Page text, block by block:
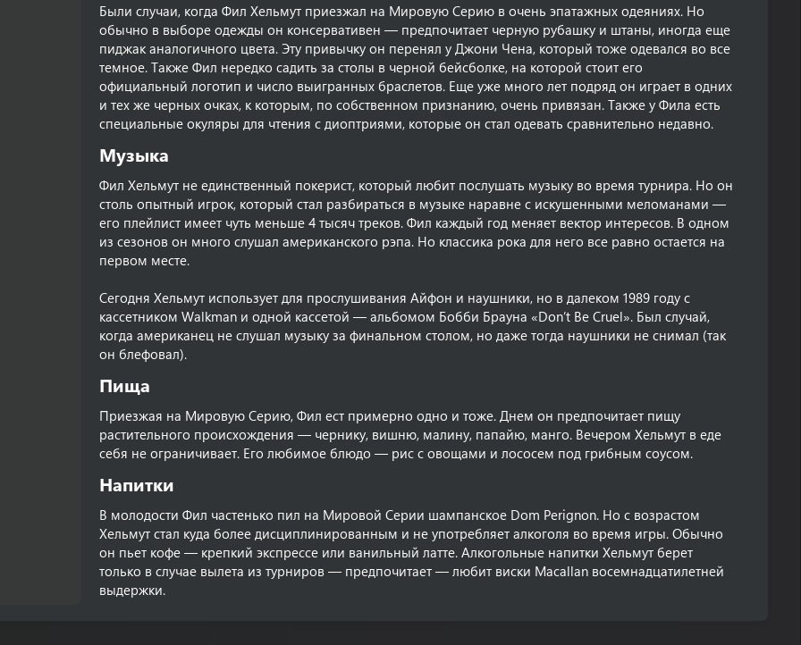
Были случаи, когда Фил Хельмут приезжал на Мировую Серию в очень эпатажных одеяниях. Но
обычно в выборе одежды он консервативен — предпочитает черную рубашку и штаны, иногда еще
пиджак аналогичного цвета. Эту привычку он перенял у Джони Чена, который тоже одевался во все
темное. Также Фил нередко садить за столы в черной бейсболке, на которой стоит его
официальный логотип и число выигранных браслетов. Еще уже много лет подряд он играет в одних
и тех же черных очках, к которым, по собственном признанию, очень привязан. Также у Фила есть
специальные окуляры для чтения с диоптриями, которые он стал одевать сравнительно недавно.
Музыка​
Фил Хельмут не единственный покерист, который любит послушать музыку во время турнира. Но он
столь опытный игрок, который стал разбираться в музыке наравне с искушенными меломанами —
его плейлист имеет чуть меньше 4 тысяч треков. Фил каждый год меняет вектор интересов. В одном
из сезонов он много слушал американского рэпа. Но классика рока для него все равно остается на
первом месте.
Сегодня Хельмут использует для прослушивания Айфон и наушники, но в далеком 1989 году с
кассетником Walkman и одной кассетой — альбомом Бобби Брауна «Don’t Be Cruel». Был случай,
когда американец не слушал музыку за финальном столом, но даже тогда наушники не снимал (так
он блефовал).
Пища​
Приезжая на Мировую Серию, Фил ест примерно одно и тоже. Днем он предпочитает пищу
растительного происхождения — чернику, вишню, малину, папайю, манго. Вечером Хельмут в еде
себя не ограничивает. Его любимое блюдо — рис с овощами и лососем под грибным соусом.
Напитки​
В молодости Фил частенько пил на Мировой Серии шампанское Dom Perignon. Но с возрастом
Хельмут стал куда более дисциплинированным и не употребляет алкоголя во время игры. Обычно
он пьет кофе — крепкий экспрессе или ванильный латте. Алкогольные напитки Хельмут берет
только в случае вылета из турниров — предпочитает — любит виски Macallan восемнадцатилетней
выдержки.